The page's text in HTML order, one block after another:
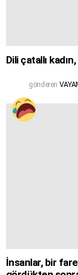
Dili çatallı
gönderen
İnsanlar, bir